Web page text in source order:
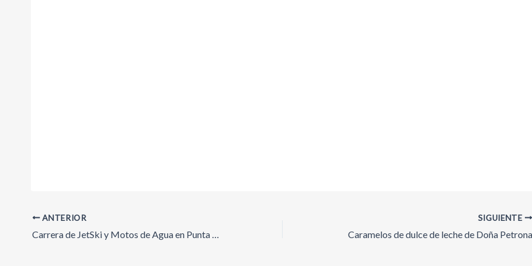
ANTERIOR
Carrera de JetSki y Motos de Agua en Punta del Este
SIGUIENTE
Caramelos de dulce de leche de Doña Petrona